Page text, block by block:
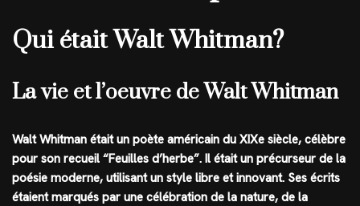
Qui était Walt Whitman?
La vie et l’oeuvre de Walt Whitman
Walt Whitman était un poète américain du XIXe siècle, célèbre
pour son recueil “Feuilles d’herbe”. Il était un précurseur de la
poésie moderne, utilisant un style libre et innovant. Ses écrits
étaient marqués par une célébration de la nature, de la